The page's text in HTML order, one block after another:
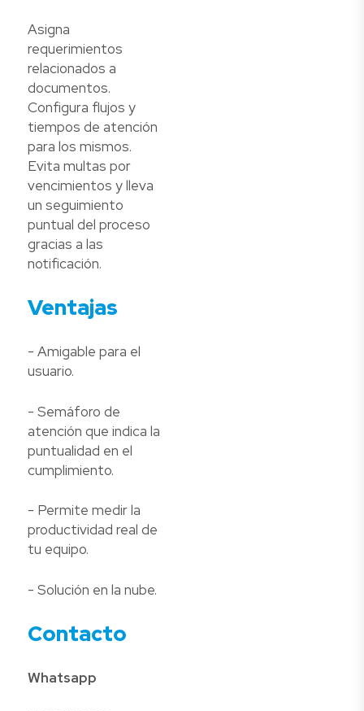
Asigna
requerimientos
relacionados a
documentos.
Configura flujos y
tiempos de atención
para los mismos.
Evita multas por
vencimientos y lleva
un seguimiento
puntual del proceso
gracias a las
notificación.
Ventajas
- Amigable para el
usuario.
- Semáforo de
atención que indica la
puntualidad en el
cumplimiento.
- Permite medir la
productividad real de
tu equipo.
- Solución en la nube.
Contacto
Whatsapp